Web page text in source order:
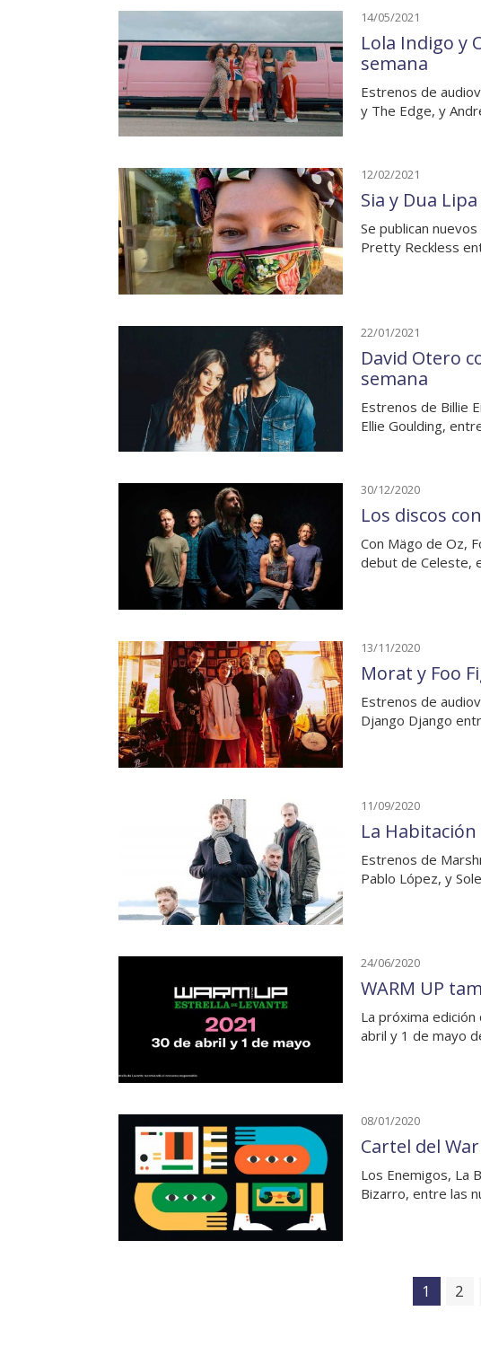
14/05/2021
Lola Indigo y
semana
Estrenos de
y The Edge, y
12/02/2021
Sia y Dua
Se publican
Pretty Reckless
22/01/2021
David Otero
semana
Estrenos de Billie
Ellie Goulding,
30/12/2020
Los discos
Con Mägo de Oz,
debut de Celeste,
13/11/2020
Morat y Foo
Estrenos de
Django Django
11/09/2020
La
Estrenos de
Pablo López, y
24/06/2020
WARM UP
La próxima
abril y 1 de mayo
08/01/2020
Cartel del
Los Enemigos, La
Bizarro, entre las
1 2